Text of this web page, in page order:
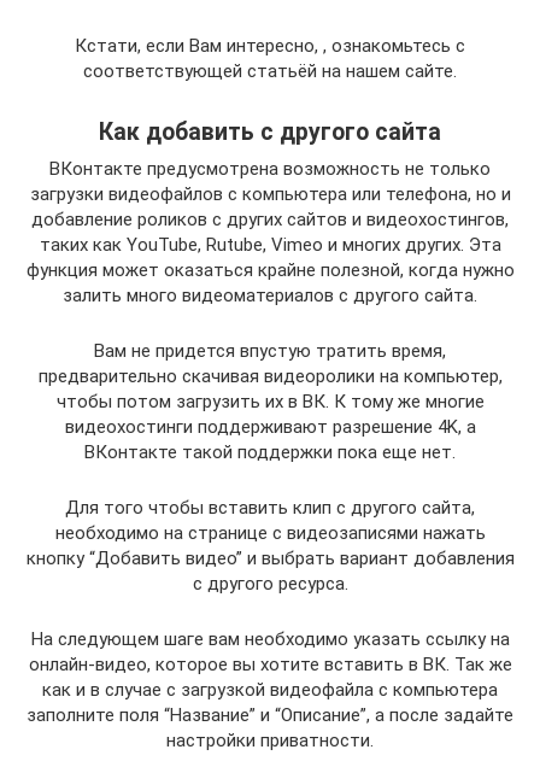
Кстати, если Вам интересно, , ознакомьтесь с
соответствующей статьёй на нашем сайте.
Как добавить с другого сайта
ВКонтакте предусмотрена возможность не только
загрузки видеофайлов с компьютера или телефона, но и
добавление роликов с других сайтов и видеохостингов,
таких как YouTube, Rutube, Vimeo и многих других. Эта
функция может оказаться крайне полезной, когда нужно
залить много видеоматериалов с другого сайта.
Вам не придется впустую тратить время,
предварительно скачивая видеоролики на компьютер,
чтобы потом загрузить их в ВК. К тому же многие
видеохостинги поддерживают разрешение 4K, а
ВКонтакте такой поддержки пока еще нет.
Для того чтобы вставить клип с другого сайта,
необходимо на странице с видеозаписями нажать
кнопку “Добавить видео” и выбрать вариант добавления
с другого ресурса.
На следующем шаге вам необходимо указать ссылку на
онлайн-видео, которое вы хотите вставить в ВК. Так же
как и в случае с загрузкой видеофайла с компьютера
заполните поля “Название” и “Описание”, а после задайте
настройки приватности.